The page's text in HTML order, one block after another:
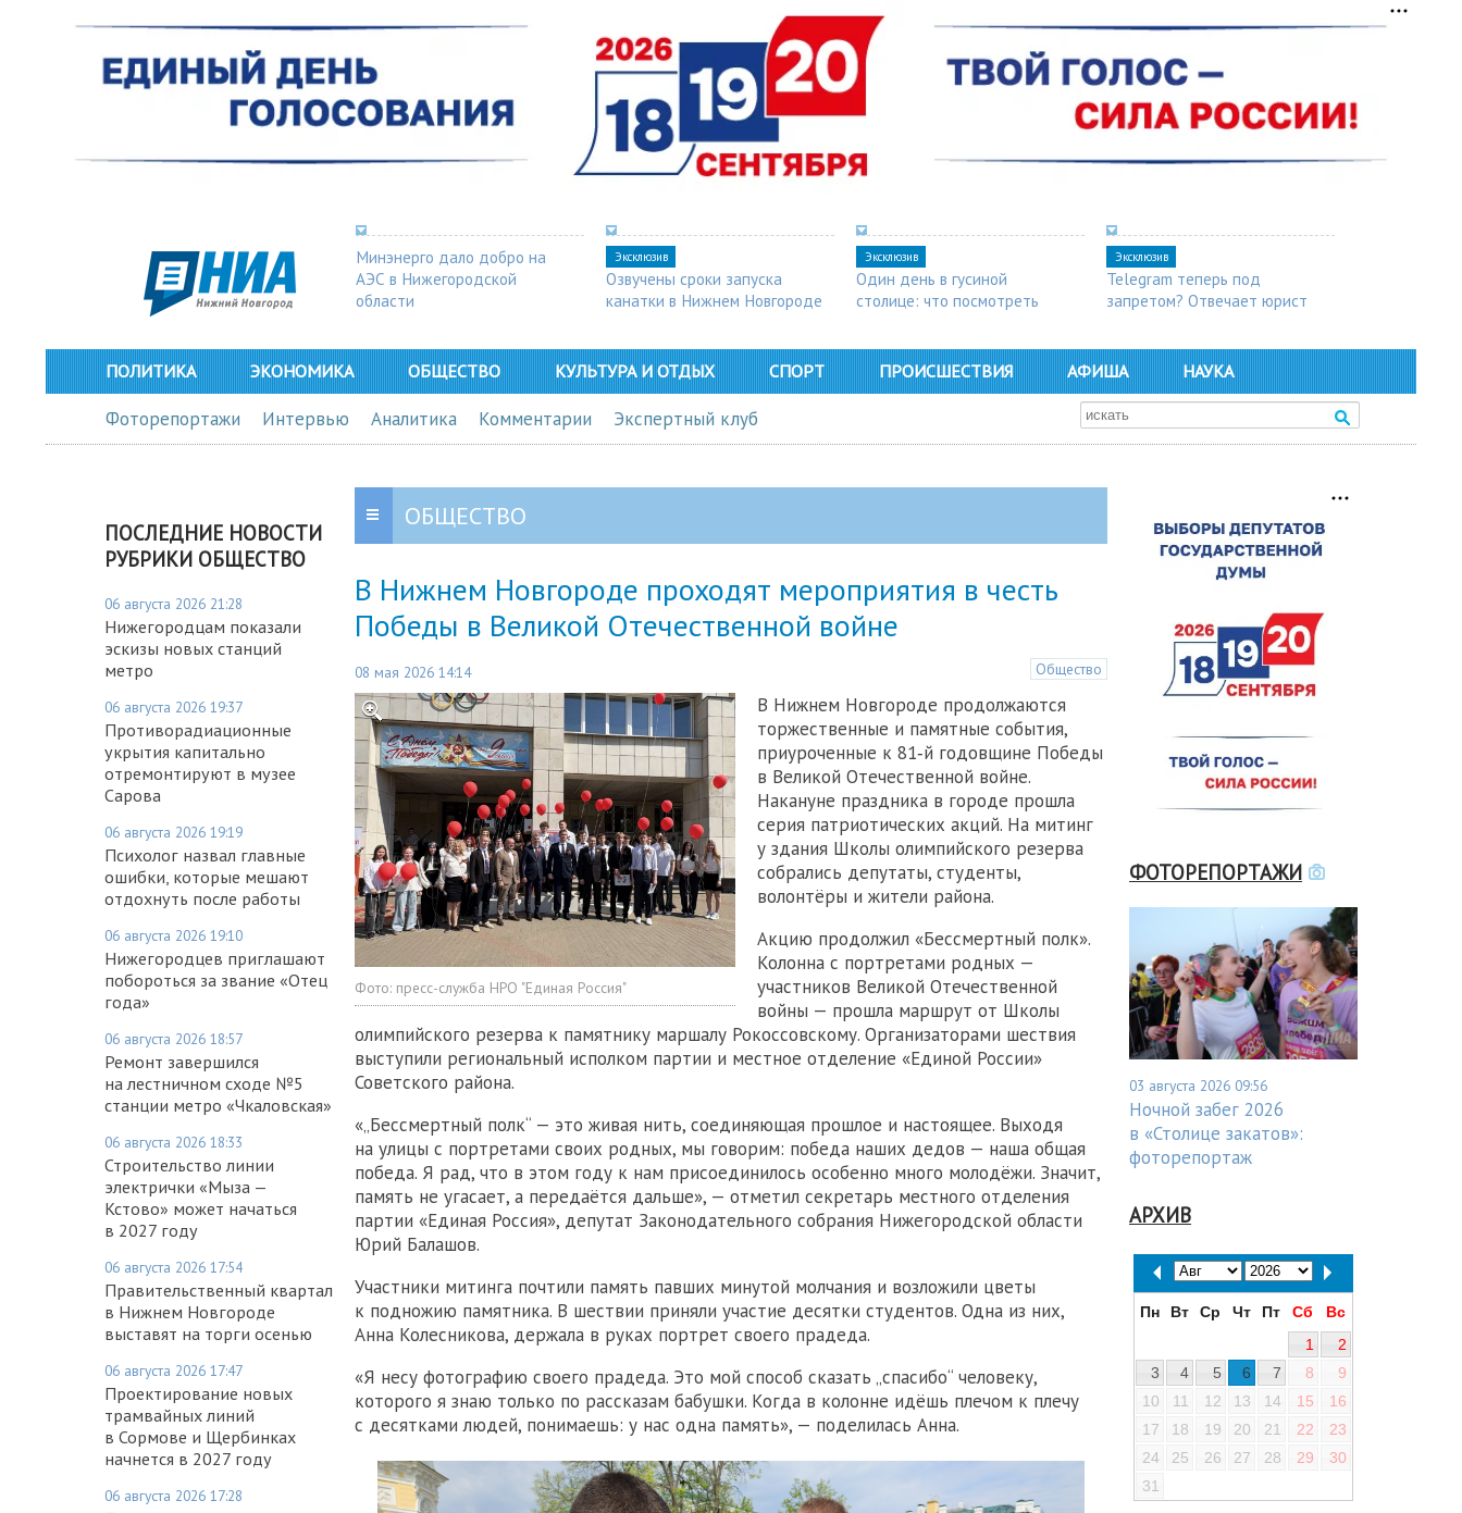
Минэнерго дало добро на
АЭС в Нижегородской
области
Эксклюзив
Озвучены сроки запуска
канатки в Нижнем Новгороде
Эксклюзив
Один день в гусиной
столице: что посмотреть
Эксклюзив
Telegram теперь под
запретом? Отвечает юрист
ПОЛИТИКА ЭКОНОМИКА ОБЩЕСТВО КУЛЬТУРА И ОТДЫХ СПОРТ ПРОИСШЕСТВИЯ АФИША НАУКА
Фоторепортажи Интервью Аналитика Комментарии Экспертный клуб
ПОСЛЕДНИЕ НОВОСТИ
РУБРИКИ ОБЩЕСТВО
06 августа 2026 21:28
Нижегородцам показали
эскизы новых станций
метро
06 августа 2026 19:37
Противорадиационные
укрытия капитально
отремонтируют в музее
Сарова
06 августа 2026 19:19
Психолог назвал главные
ошибки, которые мешают
отдохнуть после работы
06 августа 2026 19:10
Нижегородцев приглашают
побороться за звание «Отец
года»
06 августа 2026 18:57
Ремонт завершился
на лестничном сходе №5
станции метро «Чкаловская»
06 августа 2026 18:33
Строительство линии
электрички «Мыза —
Кстово» может начаться
в 2027 году
06 августа 2026 17:54
Правительственный квартал
в Нижнем Новгороде
выставят на торги осенью
06 августа 2026 17:47
Проектирование новых
трамвайных линий
в Сормове и Щербинках
начнется в 2027 году
06 августа 2026 17:28
ОБЩЕСТВО
В Нижнем Новгороде проходят мероприятия в честь
Победы в Великой Отечественной войне
08 мая 2026 14:14 Общество
Фото: пресс-служба НРО "Единая Россия"
В Нижнем Новгороде продолжаются
торжественные и памятные события,
приуроченные к 81‑й годовщине Победы
в Великой Отечественной войне.
Накануне праздника в городе прошла
серия патриотических акций. На митинг
у здания Школы олимпийского резерва
собрались депутаты, студенты,
волонтёры и жители района.
Акцию продолжил «Бессмертный полк».
Колонна с портретами родных —
участников Великой Отечественной
войны — прошла маршрут от Школы
олимпийского резерва к памятнику маршалу Рокоссовскому. Организаторами шествия
выступили региональный исполком партии и местное отделение «Единой России»
Советского района.
«„Бессмертный полк“ — это живая нить, соединяющая прошлое и настоящее. Выходя
на улицы с портретами своих родных, мы говорим: победа наших дедов — наша общая
победа. Я рад, что в этом году к нам присоединилось особенно много молодёжи. Значит,
память не угасает, а передаётся дальше», — отметил секретарь местного отделения
партии «Единая Россия», депутат Законодательного собрания Нижегородской области
Юрий Балашов.
Участники митинга почтили память павших минутой молчания и возложили цветы
к подножию памятника. В шествии приняли участие десятки студентов. Одна из них,
Анна Колесникова, держала в руках портрет своего прадеда.
«Я несу фотографию своего прадеда. Это мой способ сказать „спасибо“ человеку,
которого я знаю только по рассказам бабушки. Когда в колонне идёшь плечом к плечу
с десятками людей, понимаешь: у нас одна память», — поделилась Анна.
ФОТОРЕПОРТАЖИ
03 августа 2026 09:56
Ночной забег 2026
в «Столице закатов»:
фоторепортаж
АРХИВ
Пн Вт Ср Чт Пт Сб
Вс
1
2
3
4 5 6 7 8
9
10
11 12 13 14 15
16
17
18 19 20 21 22
23
24
25 26 27 28 29
30
31